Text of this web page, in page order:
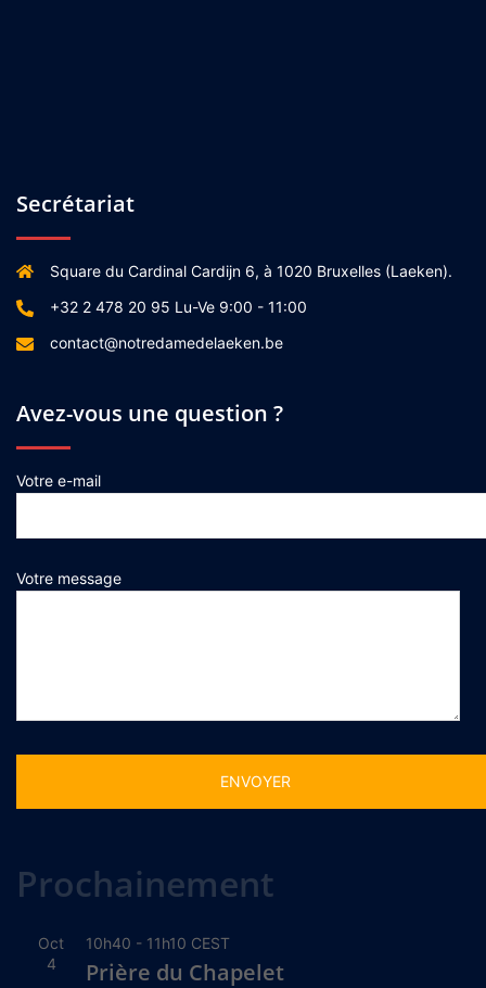
Secrétariat
Square du Cardinal Cardijn 6, à 1020 Bruxelles (Laeken).
+32 2 478 20 95 Lu-Ve 9:00 - 11:00
contact@notredamedelaeken.be
Avez-vous une question ?
Votre e-mail
Votre message
Prochainement
Oct
4
10h40 - 11h10 CEST
Prière du Chapelet